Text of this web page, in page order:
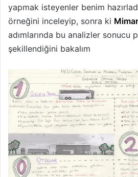
yapmak isteyenler benim
örneğini inceleyip, sonra ki
adımlarında bu analizler sonucu
şekillendiğini bakalım